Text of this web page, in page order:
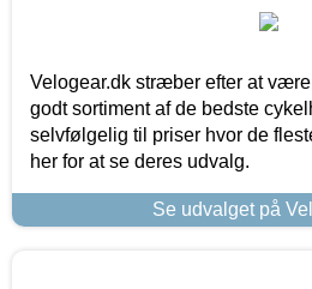
Velogear.dk stræber efter at
godt sortiment af de bedste
selvfølgelig til priser hvor de
her for at se deres udvalg.
Se udvalget på